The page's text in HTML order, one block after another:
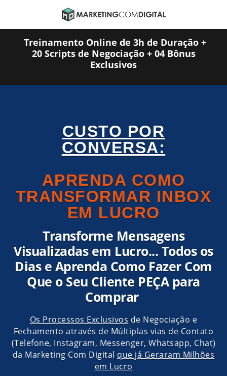
Treinamento Online de 3h de Duração +
20 Scripts de Negociação + 04 Bônus
Exclusivos
CUSTO POR
CONVERSA:
APRENDA COMO
TRANSFORMAR INBOX
EM LUCRO
Transforme Mensagens
Visualizadas em Lucro... Todos os
Dias e Aprenda Como Fazer Com
Que o Seu Cliente PEÇA para
Comprar
Os Processos Exclusivos de Negociação e
Fechamento através de Múltiplas vias de Contato
(Telefone, Instagram, Messenger, Whatsapp, Chat)
da Marketing Com Digital que já Geraram Milhões
em Lucro